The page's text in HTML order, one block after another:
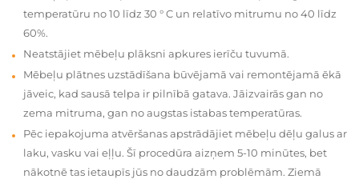
temperatūru no 10 līdz 30 ° C un relatīvo mitrumu no 40 līdz
60%.
Neatstājiet mēbeļu plāksni apkures ierīču tuvumā.
Mēbeļu plātnes uzstādīšana būvējamā vai remontējamā ēkā
jāveic, kad sausā telpa ir pilnībā gatava. Jāizvairās gan no
zema mitruma, gan no augstas istabas temperatūras.
Pēc iepakojuma atvēršanas apstrādājiet mēbeļu dēļu galus ar
laku, vasku vai eļļu. Šī procedūra aizņem 5-10 minūtes, bet
nākotnē tas ietaupīs jūs no daudzām problēmām. Ziemā